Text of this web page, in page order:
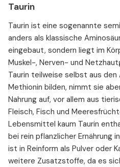
Taurin
Taurin ist eine sogenannte
anders als klassische
eingebaut, sondern liegt im
Muskel-, Nerven- und
Taurin teilweise selbst aus den
Methionin bilden, nimmt sie
Nahrung auf, vor allem aus
Fleisch, Fisch und
Lebensmittel kaum Taurin
bei rein pflanzlicher Ernährung
ist in Reinform als Pulver oder
weitere Zusatzstoffe, da es